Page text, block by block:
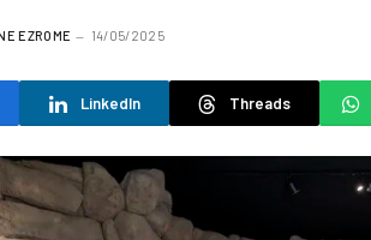
EZROME 14/05/2025
LinkedIn Threads